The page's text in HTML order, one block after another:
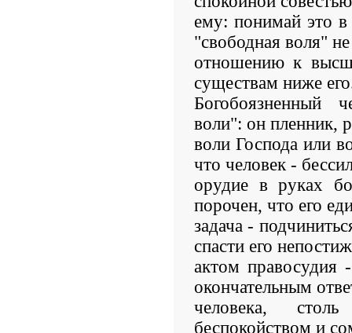
ему: понимай это
"свободная воля"
отношению к
существам ниже
Богобоязненный
воли": он пленник,
воли Господа или
что человек -
орудие в руках
порочен, что его
задача -
спасти его
актом правосудия
окончательным
человека,
беспокойством и